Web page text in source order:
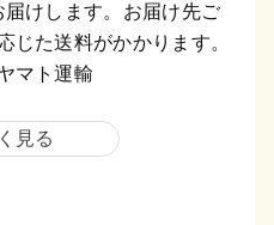
けします。お届け先ご
じた送料がかかります。
マト運輸
見る